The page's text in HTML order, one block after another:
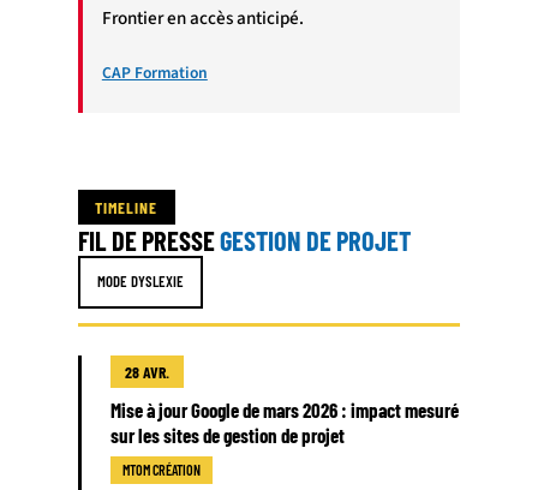
Frontier en accès anticipé.
CAP Formation
TIMELINE
FIL DE PRESSEGESTION DE PROJET
MODE DYSLEXIE
28 AVR.
Mise à jour Google de mars 2026 : impact mesuré
sur les sites de gestion de projet
MTOM CRÉATION